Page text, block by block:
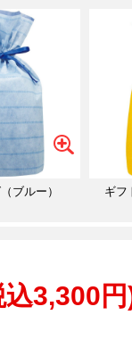
ブルー） ギフ
込3,300円